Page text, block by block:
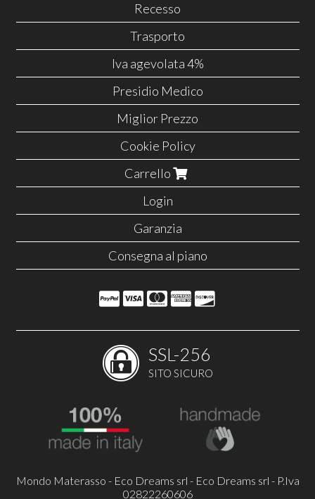
Recesso
Trasporto
Iva agevolata 4%
Presidio Medico
Miglior Prezzo
Cookie Policy
Carrello
Login
Garanzia
Consegna al piano
SSL-256
SITO SICURO
Mondo Materasso - Eco Dreams srl - Eco Dreams srl - P.Iva
02822260606